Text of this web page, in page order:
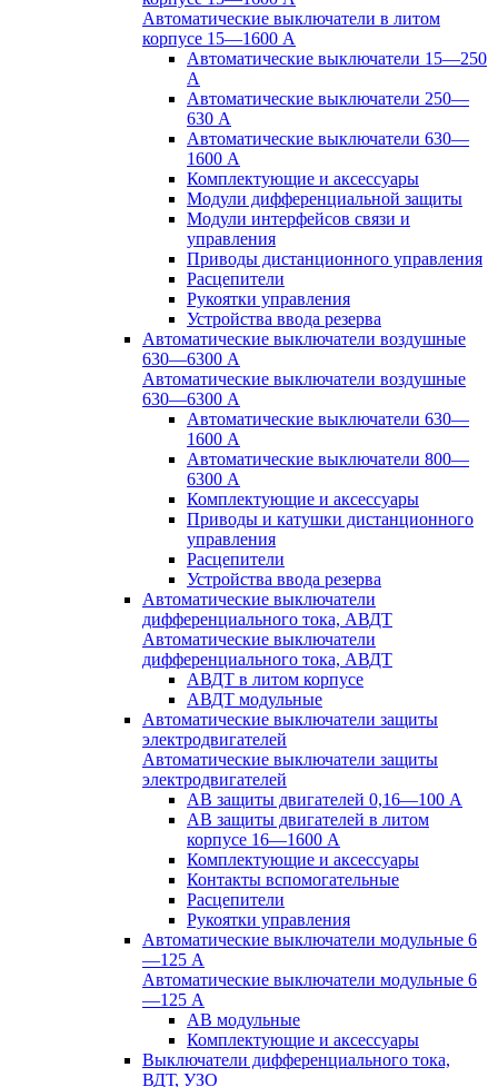
Автоматические выключатели в литом
корпусе 15—1600 А
Автоматические выключатели 15—250
А
Автоматические выключатели 250—
630 А
Автоматические выключатели 630—
1600 А
Комплектующие и аксессуары
Модули дифференциальной защиты
Модули интерфейсов связи и
управления
Приводы дистанционного управления
Расцепители
Рукоятки управления
Устройства ввода резерва
Автоматические выключатели воздушные
630—6300 А
Автоматические выключатели воздушные
630—6300 А
Автоматические выключатели 630—
1600 А
Автоматические выключатели 800—
6300 А
Комплектующие и аксессуары
Приводы и катушки дистанционного
управления
Расцепители
Устройства ввода резерва
Автоматические выключатели
дифференциального тока, АВДТ
Автоматические выключатели
дифференциального тока, АВДТ
АВДТ в литом корпусе
АВДТ модульные
Автоматические выключатели защиты
электродвигателей
Автоматические выключатели защиты
электродвигателей
АВ защиты двигателей 0,16—100 А
АВ защиты двигателей в литом
корпусе 16—1600 А
Комплектующие и аксессуары
Контакты вспомогательные
Расцепители
Рукоятки управления
Автоматические выключатели модульные 6
—125 А
Автоматические выключатели модульные 6
—125 А
АВ модульные
Комплектующие и аксессуары
Выключатели дифференциального тока,
ВДТ, УЗО